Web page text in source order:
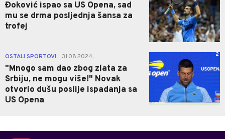
Đoković ispao sa US Opena, sad
mu se drma posljednja šansa za
trofej
OSTALI SPORTOVI 31.08.2024.
"Mnogo sam dao zbog zlata za
Srbiju, ne mogu više!" Novak
otvorio dušu poslije ispadanja sa
US Opena
2